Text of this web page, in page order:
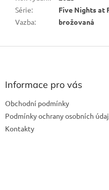
Série:
Five Nights at
Vazba: brožovaná
Z
Informace pro vás
Obchodní podmínky
Podmínky ochrany osobních
Kontakty